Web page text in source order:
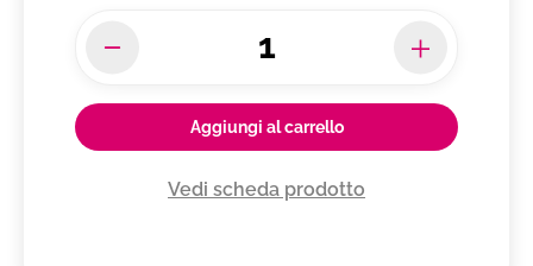
Aggiungi al carrello
Vedi scheda prodotto